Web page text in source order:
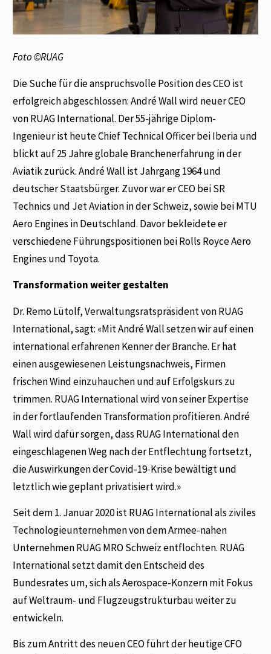
Foto ©RUAG
Die Suche für die anspruchsvolle Position des CEO ist
erfolgreich abgeschlossen: André Wall wird neuer CEO
von RUAG International. Der 55-jährige Diplom-
Ingenieur ist heute Chief Technical Officer bei Iberia und
blickt auf 25 Jahre globale Branchenerfahrung in der
Aviatik zurück. André Wall ist Jahrgang 1964 und
deutscher Staatsbürger. Zuvor war er CEO bei SR
Technics und Jet Aviation in der Schweiz, sowie bei MTU
Aero Engines in Deutschland. Davor bekleidete er
verschiedene Führungspositionen bei Rolls Royce Aero
Engines und Toyota.
Transformation weiter gestalten
Dr. Remo Lütolf, Verwaltungsratspräsident von RUAG
International, sagt: «Mit André Wall setzen wir auf einen
international erfahrenen Kenner der Branche. Er hat
einen ausgewiesenen Leistungsnachweis, Firmen
frischen Wind einzuhauchen und auf Erfolgskurs zu
trimmen. RUAG International wird von seiner Expertise
in der fortlaufenden Transformation profitieren. André
Wall wird dafür sorgen, dass RUAG International den
eingeschlagenen Weg nach der Entflechtung fortsetzt,
die Auswirkungen der Covid-19-Krise bewältigt und
letztlich wie geplant privatisiert wird.»
Seit dem 1. Januar 2020 ist RUAG International als ziviles
Technologieunternehmen von dem Armee-nahen
Unternehmen RUAG MRO Schweiz entflochten. RUAG
International setzt damit den Entscheid des
Bundesrates um, sich als Aerospace-Konzern mit Fokus
auf Weltraum- und Flugzeugstrukturbau weiter zu
entwickeln.
Bis zum Antritt des neuen CEO führt der heutige CFO